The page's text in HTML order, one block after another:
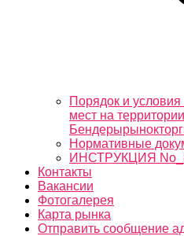
Порядок и
мест на
Нормативные
ИНСТРУКЦИЯ
Контакты
Вакансии
Фотогалерея
Карта рынка
Отправить сообщение